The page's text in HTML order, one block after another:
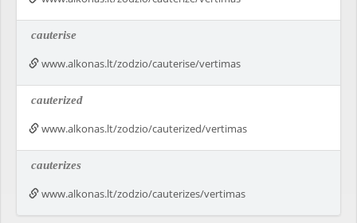
cauterise
www.alkonas.lt/zodzio/cauterise/vertimas
cauterized
www.alkonas.lt/zodzio/cauterized/vertimas
cauterizes
www.alkonas.lt/zodzio/cauterizes/vertimas